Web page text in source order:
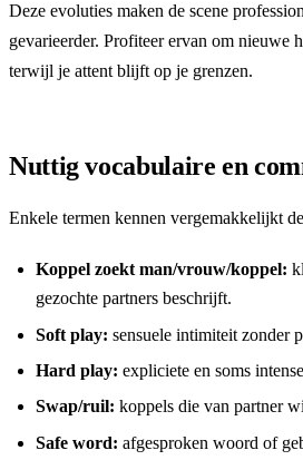
Deze evoluties maken de scene
gevarieerder. Profiteer ervan om nieuwe
terwijl je attent blijft op je grenzen.
Nuttig vocabulaire en
Enkele termen kennen vergemakkelijkt
Koppel zoekt man/vrouw/koppel:
gezochte partners beschrijft.
Soft play: sensuele intimiteit zonder
Hard play: expliciete en soms
Swap/ruil: koppels die van partner
Safe word: afgesproken woord of